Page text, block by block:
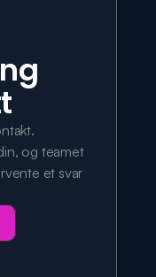
og teamet
et svar